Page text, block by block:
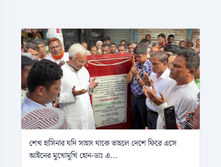
শেখ হাসিনার যদি সাহস থাকে তাহলে দেশে ফিরে এসে
আইনের মুখোমুখি হোন-ডাঃ এ...